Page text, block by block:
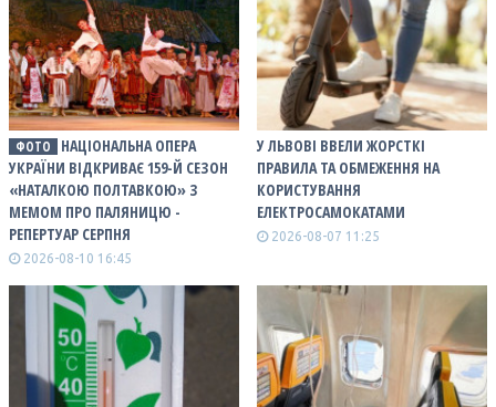
ФОТО
НАЦІОНАЛЬНА ОПЕРА
УКРАЇНИ ВІДКРИВАЄ 159-Й СЕЗОН
«НАТАЛКОЮ ПОЛТАВКОЮ» З
МЕМОМ ПРО ПАЛЯНИЦЮ -
РЕПЕРТУАР СЕРПНЯ
2026-08-10 16:45
У ЛЬВОВІ ВВЕЛИ ЖОРСТКІ
ПРАВИЛА ТА ОБМЕЖЕННЯ НА
КОРИСТУВАННЯ
ЕЛЕКТРОСАМОКАТАМИ
2026-08-07 11:25